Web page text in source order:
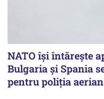
NATO își întărește
Bulgaria și Spania
pentru poliția